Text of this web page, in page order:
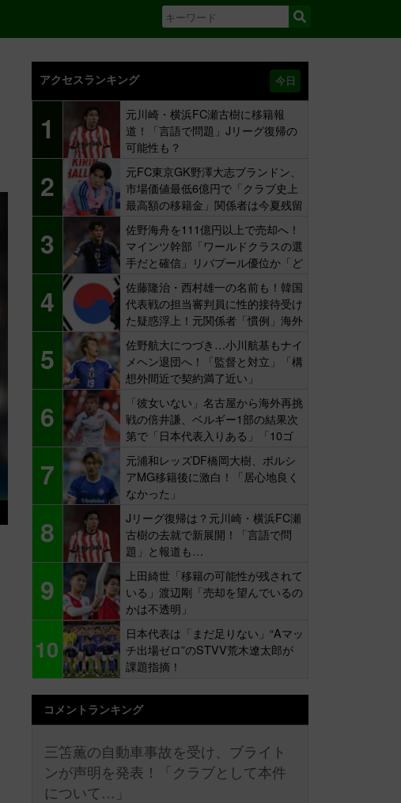
アクセスランキング 今日
1
元川崎・横浜FC瀬古樹に移籍報
道！「言語で問題」Jリーグ復帰の
可能性も？
2
元FC東京GK野澤大志ブランドン、
市場価値最低6億円で「クラブ史上
最高額の移籍金」関係者は今夏残留
3
佐野海舟を111億円以上で売却へ！
マインツ幹部「ワールドクラスの選
手だと確信」リバプール優位か「ど
ちらかだ」
4
佐藤隆治・西村雄一の名前も！韓国
代表戦の担当審判員に性的接待受け
た疑惑浮上！元関係者「慣例」海外
5
佐野航大につづき…小川航基もナイ
メヘン退団へ！「監督と対立」「構
想外間近で契約満了近い」
6
「彼女いない」名古屋から海外再挑
戦の倍井謙、ベルギー1部の結果次
第で「日本代表入りある」「10ゴ
ール目標」
7
元浦和レッズDF橋岡大樹、ボルシ
アMG移籍後に激白！「居心地良く
なかった」
8
Jリーグ復帰は？元川崎・横浜FC瀬
古樹の去就で新展開！「言語で問
題」と報道も…
9
上田綺世「移籍の可能性が残されて
いる」渡辺剛「売却を望んでいるの
かは不透明」
10
日本代表は「まだ足りない」“Aマッ
チ出場ゼロ”のSTVV荒木遼太郎が
課題指摘！
コメントランキング
三笘薫の自動車事故を受け、ブライト
ンが声明を発表！「クラブとして本件
について…」